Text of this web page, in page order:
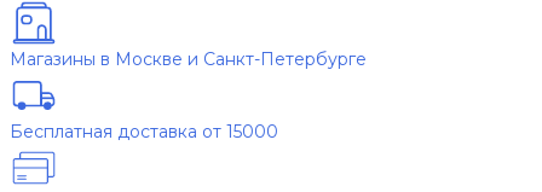
Магазины в Москве и Санкт-Петербурге
Бесплатная доставка от 15000